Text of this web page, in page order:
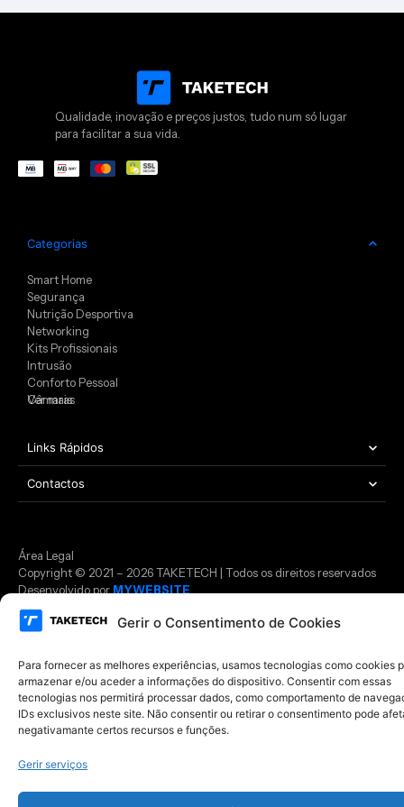
Gerir o Consentimento de Cookies
Para fornecer as melhores experiências, usamos tecnologias como cookies
armazenar e/ou aceder a informações do dispositivo. Consentir com essas
tecnologias nos permitirá processar dados, como comportamento de
IDs exclusivos neste site. Não consentir ou retirar o consentimento pode
negativamante certos recursos e funções.
Gerir serviços
Qualidade, inovação e preços justos, tudo num só lugar
para facilitar a sua vida.
Categorias
Smart Home
Segurança
Nutrição Desportiva
Networking
Kits Profissionais
Intrusão
Conforto Pessoal
Câmaras
Ver mais
Links Rápidos
Contactos
Copyright © 2021 – 2026 TAKETECH | Todos os direitos reservados
Desenvolvido porMYWEBSITE
Área Legal